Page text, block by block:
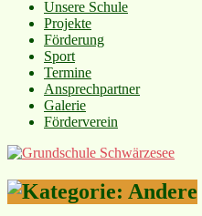
Unsere Schule
Projekte
Förderung
Sport
Termine
Ansprechpartner
Galerie
Förderverein